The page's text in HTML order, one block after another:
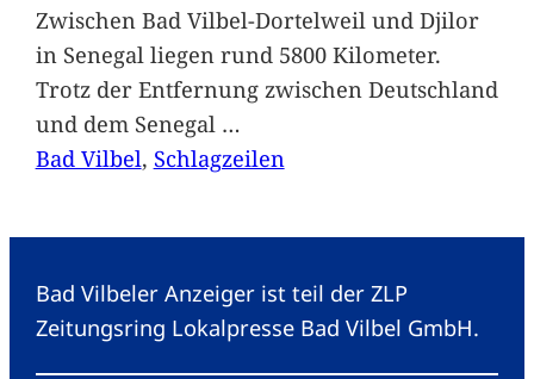
Zwischen Bad Vilbel-Dortelweil und Djilor
in Senegal liegen rund 5800 Kilometer.
Trotz der Entfernung zwischen Deutschland
und dem Senegal …
Bad Vilbel, Schlagzeilen
Bad Vilbeler Anzeiger ist teil der ZLP
Zeitungsring Lokalpresse Bad Vilbel GmbH.